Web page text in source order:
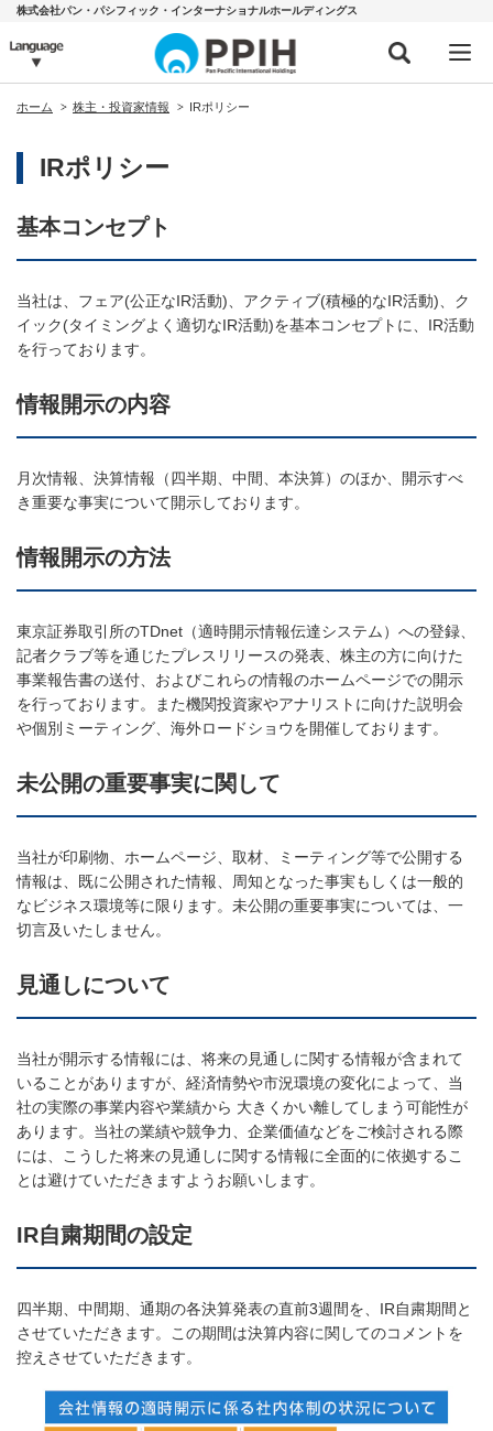
株式会社パン・パシフィック・インターナショナルホールディングス
ホーム 株主・投資家情報 IRポリシー
IRポリシー
基本コンセプト
当社は、フェア(公正なIR活動)、アクティブ(積極的なIR活動)、ク
イック(タイミングよく適切なIR活動)を基本コンセプトに、IR活動
を行っております。
情報開示の内容
月次情報、決算情報（四半期、中間、本決算）のほか、開示すべ
き重要な事実について開示しております。
情報開示の方法
東京証券取引所のTDnet（適時開示情報伝達システム）への登録、
記者クラブ等を通じたプレスリリースの発表、株主の方に向けた
事業報告書の送付、およびこれらの情報のホームページでの開示
を行っております。また機関投資家やアナリストに向けた説明会
や個別ミーティング、海外ロードショウを開催しております。
未公開の重要事実に関して
当社が印刷物、ホームページ、取材、ミーティング等で公開する
情報は、既に公開された情報、周知となった事実もしくは一般的
なビジネス環境等に限ります。未公開の重要事実については、一
切言及いたしません。
見通しについて
当社が開示する情報には、将来の見通しに関する情報が含まれて
いることがありますが、経済情勢や市況環境の変化によって、当
社の実際の事業内容や業績から 大きくかい離してしまう可能性が
あります。当社の業績や競争力、企業価値などをご検討される際
には、こうした将来の見通しに関する情報に全面的に依拠するこ
とは避けていただきますようお願いします。
IR自粛期間の設定
四半期、中間期、通期の各決算発表の直前3週間を、IR自粛期間と
させていただきます。この期間は決算内容に関してのコメントを
控えさせていただきます。